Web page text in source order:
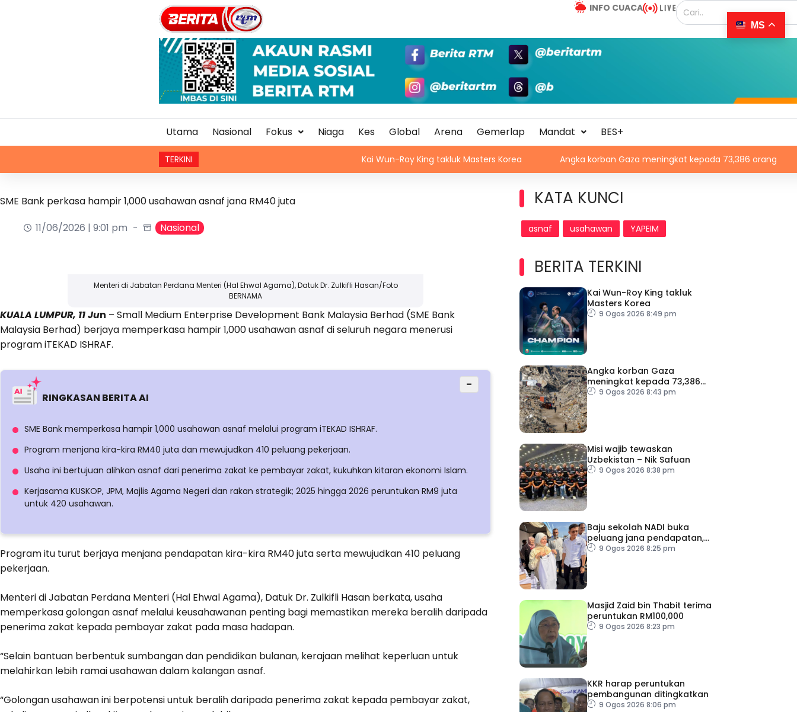
INFO CUACA
Utama Nasional Fokus Niaga Kes Global Arena Gemerlap Mandat BES+
TERKINI Kai Wun-Roy King takluk Masters Korea Angka korban Gaza meningkat kepada 73,386 orang Misi
SME Bank perkasa hampir 1,000 usahawan asnaf jana RM40 juta
11/06/2026 | 9:01 pm
Nasional
Menteri di Jabatan Perdana Menteri (Hal Ehwal Agama), Datuk Dr. Zulkifli Hasan/Foto
BERNAMA
KUALA LUMPUR, 11 Jun – Small Medium Enterprise Development Bank Malaysia Berhad (SME Bank
Malaysia Berhad) berjaya memperkasa hampir 1,000 usahawan asnaf di seluruh negara menerusi
program iTEKAD ISHRAF.
RINGKASAN BERITA AI
−
SME Bank memperkasa hampir 1,000 usahawan asnaf melalui program iTEKAD ISHRAF.
Program menjana kira-kira RM40 juta dan mewujudkan 410 peluang pekerjaan.
Usaha ini bertujuan alihkan asnaf dari penerima zakat ke pembayar zakat, kukuhkan kitaran ekonomi Islam.
Kerjasama KUSKOP, JPM, Majlis Agama Negeri dan rakan strategik; 2025 hingga 2026 peruntukan RM9 juta
untuk 420 usahawan.
Program itu turut berjaya menjana pendapatan kira-kira RM40 juta serta mewujudkan 410 peluang
pekerjaan.
Menteri di Jabatan Perdana Menteri (Hal Ehwal Agama), Datuk Dr. Zulkifli Hasan berkata, usaha
memperkasa golongan asnaf melalui keusahawanan penting bagi memastikan mereka beralih daripada
penerima zakat kepada pembayar zakat pada masa hadapan.
“Selain bantuan berbentuk sumbangan dan pendidikan bulanan, kerajaan melihat keperluan untuk
melahirkan lebih ramai usahawan dalam kalangan asnaf.
“Golongan usahawan ini berpotensi untuk beralih daripada penerima zakat kepada pembayar zakat,
KATA KUNCI
asnaf usahawan YAPEIM
BERITA TERKINI
Kai Wun-Roy King takluk
Masters Korea
9 Ogos 2026 8:49 pm
Angka korban Gaza
meningkat kepada 73,386
orang
9 Ogos 2026 8:43 pm
Misi wajib tewaskan
Uzbekistan – Nik Safuan
9 Ogos 2026 8:38 pm
Baju sekolah NADI buka
peluang jana pendapatan,
bantu keluarga berjimat –
9 Ogos 2026 8:25 pm
Masjid Zaid bin Thabit terima
peruntukan RM100,000
9 Ogos 2026 8:23 pm
KKR harap peruntukan
pembangunan ditingkatkan
9 Ogos 2026 8:06 pm
MS